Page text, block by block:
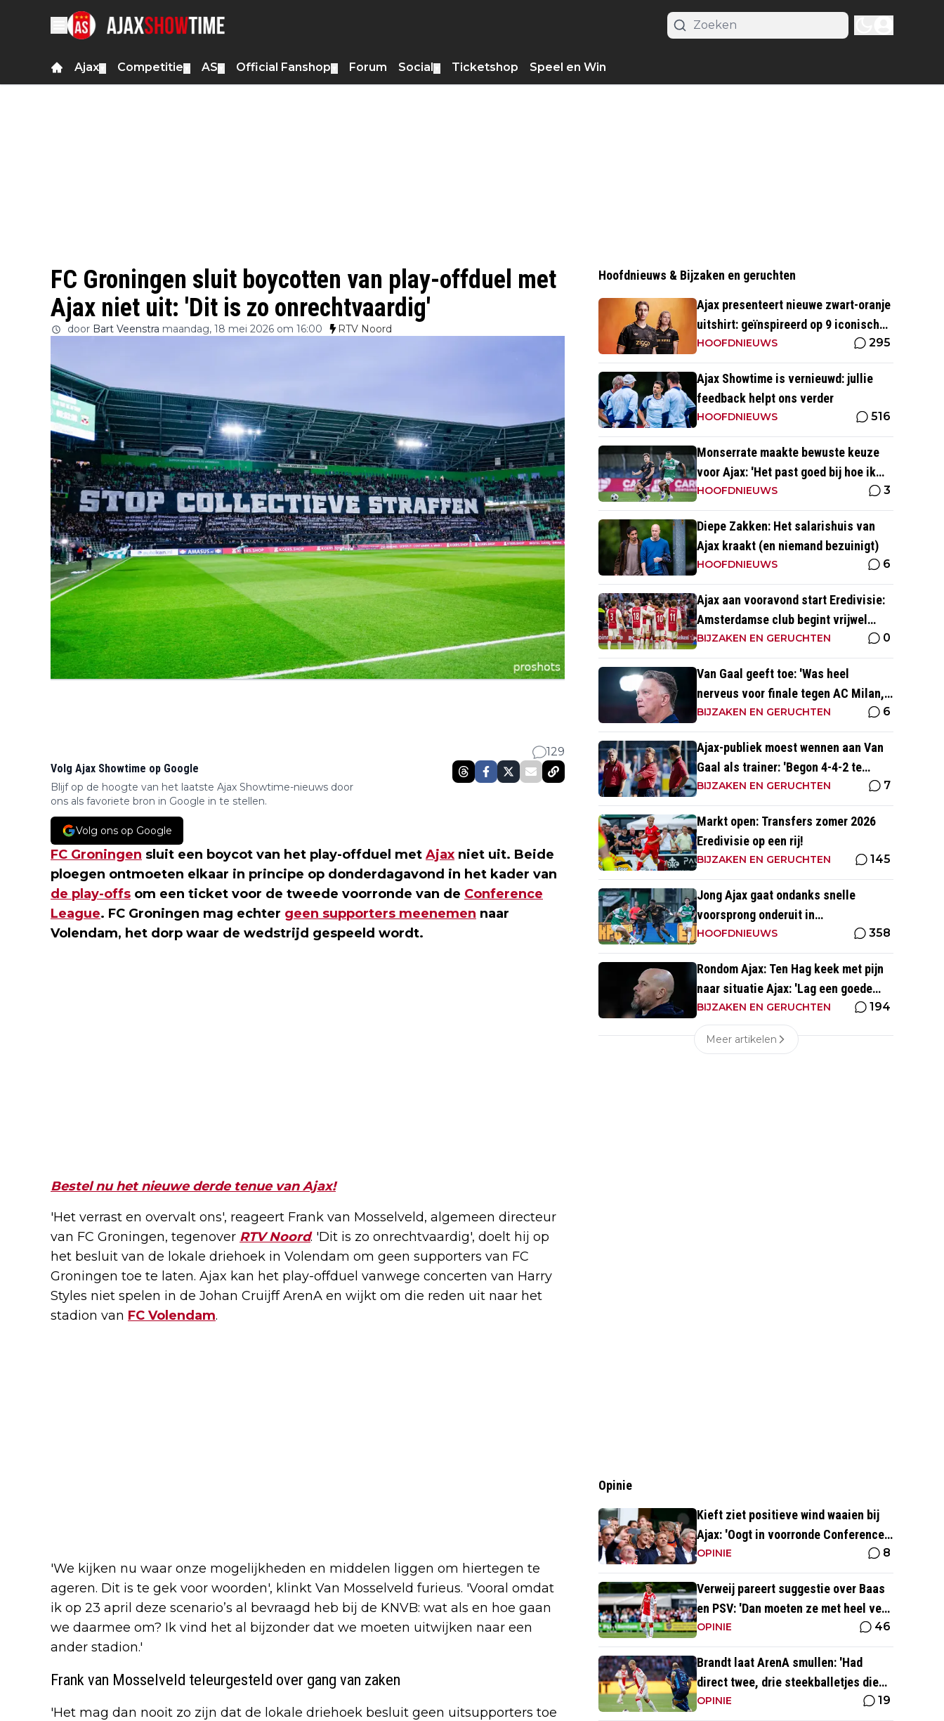
Ajax Competitie AS Official Fanshop Forum Social Ticketshop Speel en Win
FC Groningen sluit boycotten van play-offduel met
Ajax niet uit: 'Dit is zo onrechtvaardig'
door Bart Veenstra maandag, 18 mei 2026 om 16:00 RTV Noord
129
Volg Ajax Showtime op Google
Blijf op de hoogte van het laatste Ajax Showtime-nieuws door
ons als favoriete bron in Google in te stellen.
Volg ons op Google
FC Groningen sluit een boycot van het play-offduel met Ajax niet uit. Beide
ploegen ontmoeten elkaar in principe op donderdagavond in het kader van
de play-offs om een ticket voor de tweede voorronde van de Conference
League. FC Groningen mag echter geen supporters meenemen naar
Volendam, het dorp waar de wedstrijd gespeeld wordt.
Bestel nu het nieuwe derde tenue van Ajax!
'Het verrast en overvalt ons', reageert Frank van Mosselveld, algemeen directeur
van FC Groningen, tegenover RTV Noord. 'Dit is zo onrechtvaardig', doelt hij op
het besluit van de lokale driehoek in Volendam om geen supporters van FC
Groningen toe te laten. Ajax kan het play-offduel vanwege concerten van Harry
Styles niet spelen in de Johan Cruijff ArenA en wijkt om die reden uit naar het
stadion van FC Volendam.
'We kijken nu waar onze mogelijkheden en middelen liggen om hiertegen te
ageren. Dit is te gek voor woorden', klinkt Van Mosselveld furieus. 'Vooral omdat
ik op 23 april deze scenario’s al bevraagd heb bij de KNVB: wat als en hoe gaan
we daarmee om? Ik vind het al bijzonder dat we moeten uitwijken naar een
ander stadion.'
Frank van Mosselveld teleurgesteld over gang van zaken
'Het mag dan nooit zo zijn dat de lokale driehoek besluit geen uitsupporters toe
Hoofdnieuws & Bijzaken en geruchten
Ajax presenteert nieuwe zwart-oranje
uitshirt: geïnspireerd op 9 iconische
momenten uit clubhistorie
HOOFDNIEUWS 295
Ajax Showtime is vernieuwd: jullie
feedback helpt ons verder
HOOFDNIEUWS 516
Monserrate maakte bewuste keuze
voor Ajax: 'Het past goed bij hoe ik
naar voetbal kijk’
HOOFDNIEUWS 3
Diepe Zakken: Het salarishuis van
Ajax kraakt (en niemand bezuinigt)
HOOFDNIEUWS 6
Ajax aan vooravond start Eredivisie:
Amsterdamse club begint vrijwel
altijd met zege
BIJZAKEN EN GERUCHTEN 0
Van Gaal geeft toe: 'Was heel
nerveus voor finale tegen AC Milan,
wist dat ze zich zouden aanpassen'
BIJZAKEN EN GERUCHTEN 6
Ajax-publiek moest wennen aan Van
Gaal als trainer: 'Begon 4-4-2 te
spelen, vloeken in de kerk'
BIJZAKEN EN GERUCHTEN 7
Markt open: Transfers zomer 2026
Eredivisie op een rij!
BIJZAKEN EN GERUCHTEN 145
Jong Ajax gaat ondanks snelle
voorsprong onderuit in
seizoensopener tegen FC Dordrecht
HOOFDNIEUWS 358
Rondom Ajax: Ten Hag keek met pijn
naar situatie Ajax: 'Lag een goede
basis om op voort te borduren'
BIJZAKEN EN GERUCHTEN 194
Meer artikelen
Opinie
Kieft ziet positieve wind waaien bij
Ajax: 'Oogt in voorronde Conference
League fris en energiek'
OPINIE 8
Verweij pareert suggestie over Baas
en PSV: 'Dan moeten ze met heel veel
geld over de brug komen'
OPINIE 46
Brandt laat ArenA smullen: 'Had
direct twee, drie steekballetjes die
gewoon perfect waren'
OPINIE 19